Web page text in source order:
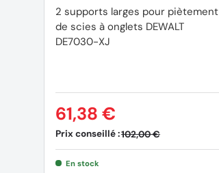
2 supports larges pour piètement
de scies à onglets DEWALT
DE7030-XJ
Prix conseillé :102,00 €
61,38 €
En stock